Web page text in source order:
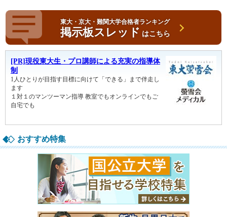
東大・京大・難関大学合格者ランキング
掲示板スレッド はこちら
おすすめ特集